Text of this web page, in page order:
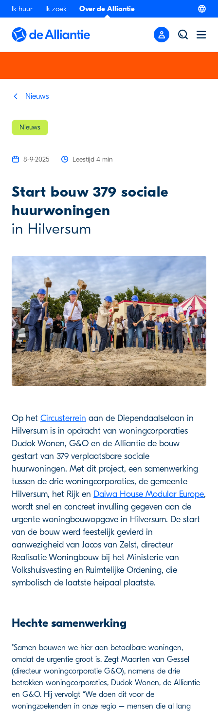
Ik huur Ik zoek Over de Alliantie
Nieuws
Nieuws
8-9-2025 Leestijd 4 min
Start bouw 379 sociale
huurwoningen
in Hilversum
Op het Circusterrein aan de Diependaalselaan in
Hilversum is in opdracht van woningcorporaties
Dudok Wonen, G&O en de Alliantie de bouw
gestart van 379 verplaatsbare sociale
huurwoningen. Met dit project, een samenwerking
tussen de drie woningcorporaties, de gemeente
Hilversum, het Rijk en Daiwa House Modular Europe,
wordt snel en concreet invulling gegeven aan de
urgente woningbouwopgave in Hilversum. De start
van de bouw werd feestelijk gevierd in
aanwezigheid van Jacos van Zelst, directeur
Realisatie Woningbouw bij het Ministerie van
Volkshuisvesting en Ruimtelijke Ordening, die
symbolisch de laatste heipaal plaatste.
Hechte samenwerking
"Samen bouwen we hier aan betaalbare woningen,
omdat de urgentie groot is. Zegt Maarten van Gessel
(directeur woningcorporatie G&O), namens de drie
betrokken woningcorporaties, Dudok Wonen, de Alliantie
en G&O. Hij vervolgt “We doen dit voor de
woningzoekenden in onze regio – mensen die al lang